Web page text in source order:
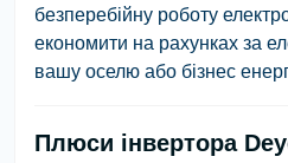
безперебійну роботу
економити на рахунках за
вашу оселю або бізнес
Плюси інвертора